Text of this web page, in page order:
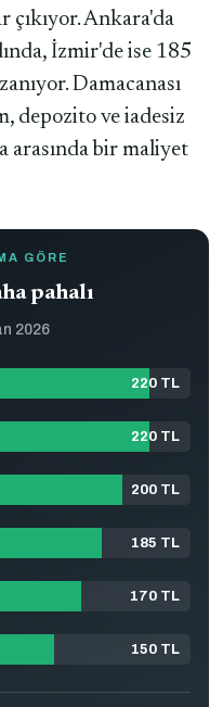
Ankara'da
İzmir'de ise 185
Damacanası
depozito ve iadesiz
arasında bir maliyet
GÖRE
pahalı
2026
220 TL
220 TL
200 TL
185 TL
170 TL
150 TL